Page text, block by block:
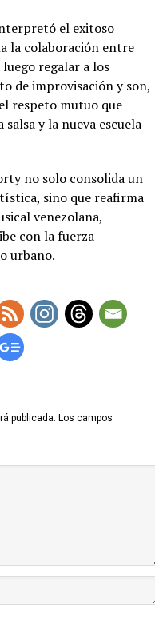
el exitoso
la colaboración entre
regalar a los
de improvisación y son,
respeto mutuo que
y la nueva escuela
no solo consolida un
sino que reafirma
venezolana,
con la fuerza
urbano.
publicada. Los campos